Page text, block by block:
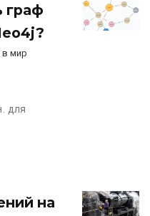
граф
в мир
для
на